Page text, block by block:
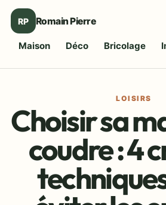
RP Romain Pierre
Maison Déco Bricolage
LOISIRS
Choisir sa
coudre : 4